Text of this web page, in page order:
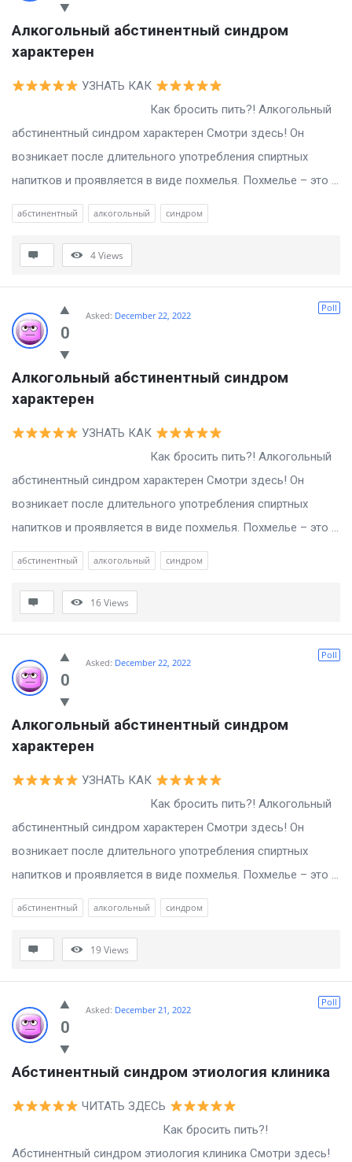
Алкогольный абстинентный синдром
характерен
УЗНАТЬ КАК
Как бросить пить?! Алкогольный
абстинентный синдром характерен Смотри здесь! Он
возникает после длительного употребления спиртных
напитков и проявляется в виде похмелья. Похмелье – это ...
абстинентный алкогольный синдром
4Views
0
Poll
Asked: December 22, 2022
Алкогольный абстинентный синдром
характерен
УЗНАТЬ КАК
Как бросить пить?! Алкогольный
абстинентный синдром характерен Смотри здесь! Он
возникает после длительного употребления спиртных
напитков и проявляется в виде похмелья. Похмелье – это ...
абстинентный алкогольный синдром
16Views
0
Poll
Asked: December 22, 2022
Алкогольный абстинентный синдром
характерен
УЗНАТЬ КАК
Как бросить пить?! Алкогольный
абстинентный синдром характерен Смотри здесь! Он
возникает после длительного употребления спиртных
напитков и проявляется в виде похмелья. Похмелье – это ...
абстинентный алкогольный синдром
19Views
0
Poll
Asked: December 21, 2022
Абстинентный синдром этиология клиника
ЧИТАТЬ ЗДЕСЬ
Как бросить пить?!
Абстинентный синдром этиология клиника Смотри здесь!